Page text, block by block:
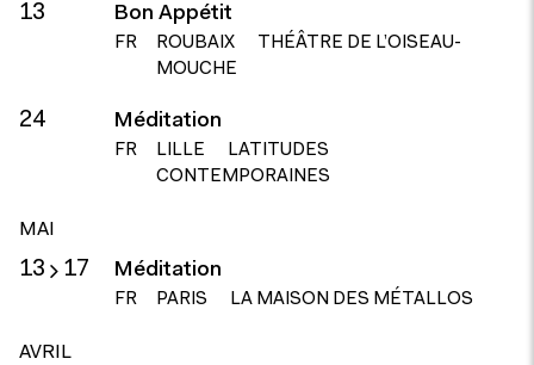
13 Bon Appétit
FR ROUBAIX
THÉÂTRE DE L’OISEAU-
MOUCHE
24 Méditation
FR LILLE
LATITUDES
CONTEMPORAINES
MAI
13 17 Méditation
FR PARIS LA MAISON DES MÉTALLOS
AVRIL